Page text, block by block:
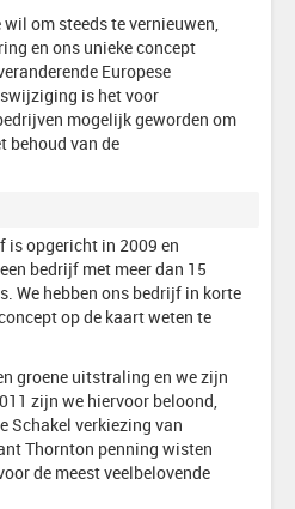
om steeds te vernieuwen,
en ons unieke concept
Europese
is het voor
mogelijk geworden om
behoud van de
is opgericht in 2009 en
bedrijf met meer dan 15
We hebben ons bedrijf in korte
op de kaart weten te
groene uitstraling en we zijn
zijn we hiervoor beloond,
Schakel verkiezing van
Thornton penning wisten
de meest veelbelovende